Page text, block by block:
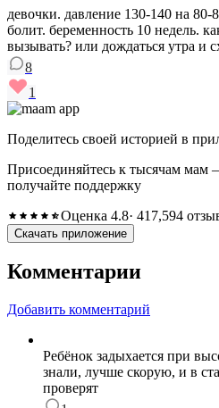
девочки. давление 130-140 на 80-
болит. беременность 10 недель.
вызывать? или дождаться утра и
8
1
Поделитесь своей историей в
Присоединяйтесь к тысячам мам
получайте поддержку
Оценка 4.8· 417,594
Скачать приложение
Комментарии
Добавить комментарий
Ребёнок задыхается при
знали, лучше скорую, и в
проверят